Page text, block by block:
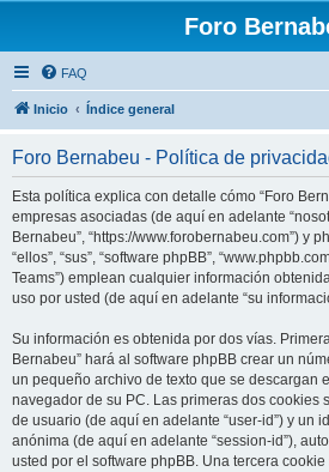
Foro
FAQ
Inicio Índice general
Foro Bernabeu - Política de
Esta política explica con detalle cómo “Foro
empresas asociadas (de aquí en adelante
Bernabeu”, “https://www.forobernabeu.com”) y
“ellos”, “sus”, “software phpBB”,
Teams”) emplean cualquier información
uso por usted (de aquí en adelante “su
Su información es obtenida por dos vías.
Bernabeu” hará al software phpBB crear un
un pequeño archivo de texto que se descargan
navegador de su PC. Las primeras dos cookies
de usuario (de aquí en adelante “user-id”) y un
anónima (de aquí en adelante “session-id”),
usted por el software phpBB. Una tercera